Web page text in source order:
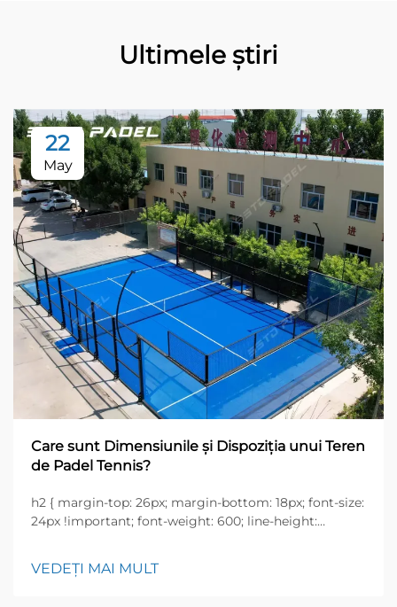
Ultimele știri
22
May
Care sunt Dimensiunile și Dispoziția unui Teren
de Padel Tennis?
h2 { margin-top: 26px; margin-bottom: 18px; font-size:
24px !important; font-weight: 600; line-height:
height: ...}
VEDEȚI MAI MULT